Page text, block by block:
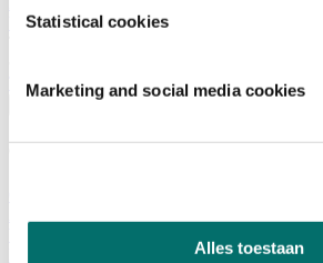
Statistical cookies
Marketing and social media cookies
Alles toestaan
Veelgestelde Vragen
TICKETS HORECAVA
Over Horecava